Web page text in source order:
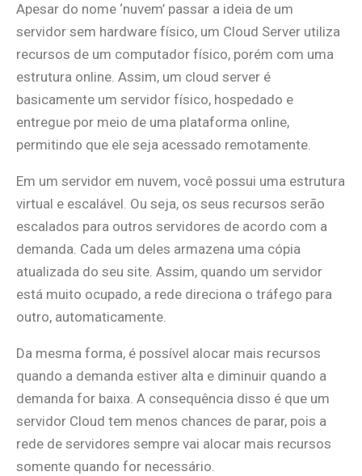
Apesar do nome ‘nuvem’ passar a ideia de um
servidor sem hardware físico, um Cloud Server utiliza
recursos de um computador físico, porém com uma
estrutura online. Assim, um cloud server é
basicamente um servidor físico, hospedado e
entregue por meio de uma plataforma online,
permitindo que ele seja acessado remotamente.
Em um servidor em nuvem, você possui uma estrutura
virtual e escalável. Ou seja, os seus recursos serão
escalados para outros servidores de acordo com a
demanda. Cada um deles armazena uma cópia
atualizada do seu site. Assim, quando um servidor
está muito ocupado, a rede direciona o tráfego para
outro, automaticamente.
Da mesma forma, é possível alocar mais recursos
quando a demanda estiver alta e diminuir quando a
demanda for baixa. A consequência disso é que um
servidor Cloud tem menos chances de parar, pois a
rede de servidores sempre vai alocar mais recursos
somente quando for necessário.